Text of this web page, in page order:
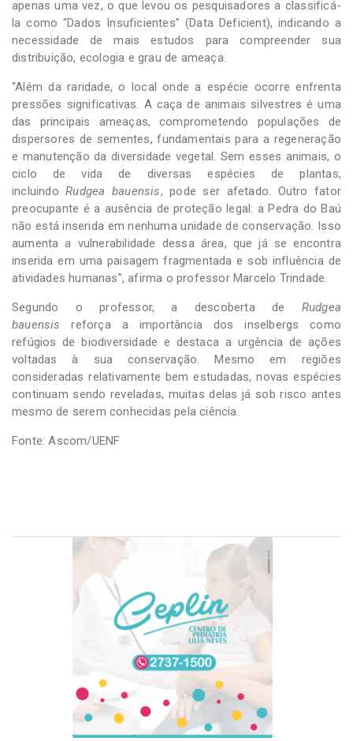
apenas uma vez, o que levou os pesquisadores a classificá-
la como “Dados Insuficientes” (Data Deficient), indicando a
necessidade de mais estudos para compreender sua
distribuição, ecologia e grau de ameaça.
“Além da raridade, o local onde a espécie ocorre enfrenta
pressões significativas. A caça de animais silvestres é uma
das principais ameaças, comprometendo populações de
dispersores de sementes, fundamentais para a regeneração
e manutenção da diversidade vegetal. Sem esses animais, o
ciclo de vida de diversas espécies de plantas,
incluindoRudgea bauensis, pode ser afetado. Outro fator
preocupante é a ausência de proteção legal: a Pedra do Baú
não está inserida em nenhuma unidade de conservação. Isso
aumenta a vulnerabilidade dessa área, que já se encontra
inserida em uma paisagem fragmentada e sob influência de
atividades humanas”, afirma o professor Marcelo Trindade.
Segundo o professor, a descoberta de Rudgea
bauensis reforça a importância dos inselbergs como
refúgios de biodiversidade e destaca a urgência de ações
voltadas à sua conservação. Mesmo em regiões
consideradas relativamente bem estudadas, novas espécies
continuam sendo reveladas, muitas delas já sob risco antes
mesmo de serem conhecidas pela ciência.
Fonte: Ascom/UENF